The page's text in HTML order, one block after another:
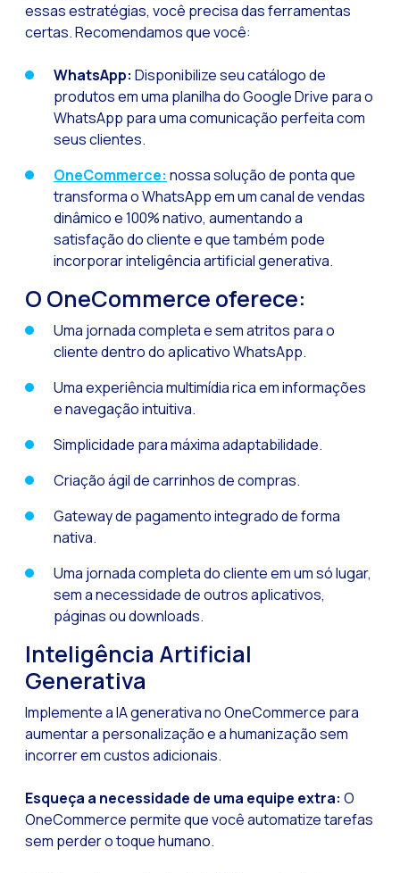
essas estratégias, você precisa das ferramentas
certas. Recomendamos que você:
WhatsApp: Disponibilize seu catálogo de
produtos em uma planilha do Google Drive para o
WhatsApp para uma comunicação perfeita com
seus clientes.
OneCommerce: nossa solução de ponta que
transforma o WhatsApp em um canal de vendas
dinâmico e 100% nativo, aumentando a
satisfação do cliente e que também pode
incorporar inteligência artificial generativa.
O OneCommerce oferece:
Uma jornada completa e sem atritos para o
cliente dentro do aplicativo WhatsApp.
Uma experiência multimídia rica em informações
e navegação intuitiva.
Simplicidade para máxima adaptabilidade.
Criação ágil de carrinhos de compras.
Gateway de pagamento integrado de forma
nativa.
Uma jornada completa do cliente em um só lugar,
sem a necessidade de outros aplicativos,
páginas ou downloads.
Inteligência Artificial
Generativa
Implemente a IA generativa no OneCommerce para
aumentar a personalização e a humanização sem
incorrer em custos adicionais.
Esqueça a necessidade de uma equipe extra: O
OneCommerce permite que você automatize tarefas
sem perder o toque humano.